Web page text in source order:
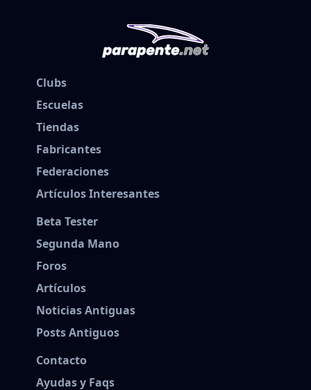
Clubs
Escuelas
Tiendas
Fabricantes
Federaciones
Artículos Interesantes
Beta Tester
Segunda Mano
Foros
Artículos
Noticias Antiguas
Posts Antiguos
Contacto
Ayudas y Faqs